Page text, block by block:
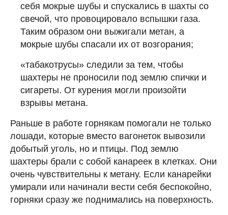
себя мокрые шубы и спускались в шахты со
свечой, что провоцировало вспышки газа.
Таким образом они выжигали метан, а
мокрые шубы спасали их от возгорания;
«табакотрусы» следили за тем, чтобы
шахтеры не проносили под землю спички и
сигареты. От курения могли произойти
взрывы метана.
Раньше в работе горнякам помогали не только
лошади, которые вместо вагонеток вывозили
добытый уголь, но и птицы. Под землю
шахтеры брали с собой канареек в клетках. Они
очень чувствительны к метану. Если канарейки
умирали или начинали вести себя беспокойно,
горняки сразу же поднимались на поверхность.